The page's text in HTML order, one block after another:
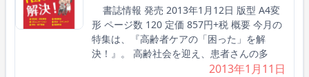
書誌情報 発売 2013年1月12日 版型 A4変
形 ページ数 120 定価 857円+税 概要 今月の
特集は、『高齢者ケアの「困った」を解
決！』。 高齢社会を迎え、患者さんの多
2013年1月11日